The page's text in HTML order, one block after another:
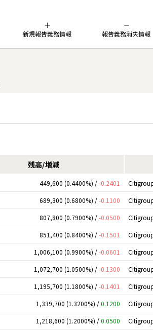
新規報告義務情報 報告義務消失情報
残高/増減
449,600 (0.4400%) /-0.2401
689,300 (0.6800%) /-0.1100
807,800 (0.7900%) /-0.0500
851,400 (0.8400%) /-0.1501
1,006,100 (0.9900%) /-0.0601
1,072,700 (1.0500%) /-0.1300
1,195,700 (1.1800%) /-0.1401
1,339,700 (1.3200%) /0.1200
1,218,600 (1.2000%) /0.0500